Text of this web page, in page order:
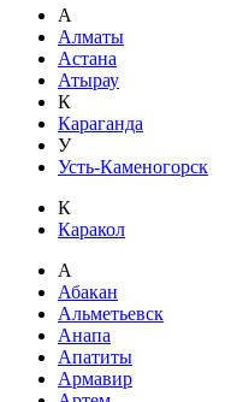
А
Алматы
Астана
Атырау
К
Караганда
У
Усть-Каменогорск
К
Каракол
А
Абакан
Альметьевск
Анапа
Апатиты
Армавир